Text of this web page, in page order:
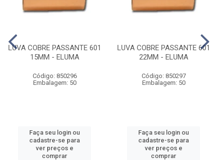
LUVA COBRE PASSANTE 601
15MM - ELUMA
Código: 850296
Embalagem: 50
Faça seu login ou
cadastre-se para
ver preços e
comprar
LUVA COBRE PASSANTE 601
22MM - ELUMA
Código: 850297
Embalagem: 50
Faça seu login ou
cadastre-se para
ver preços e
comprar